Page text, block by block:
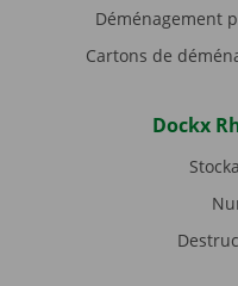
Déménagement
Cartons de
Dockx